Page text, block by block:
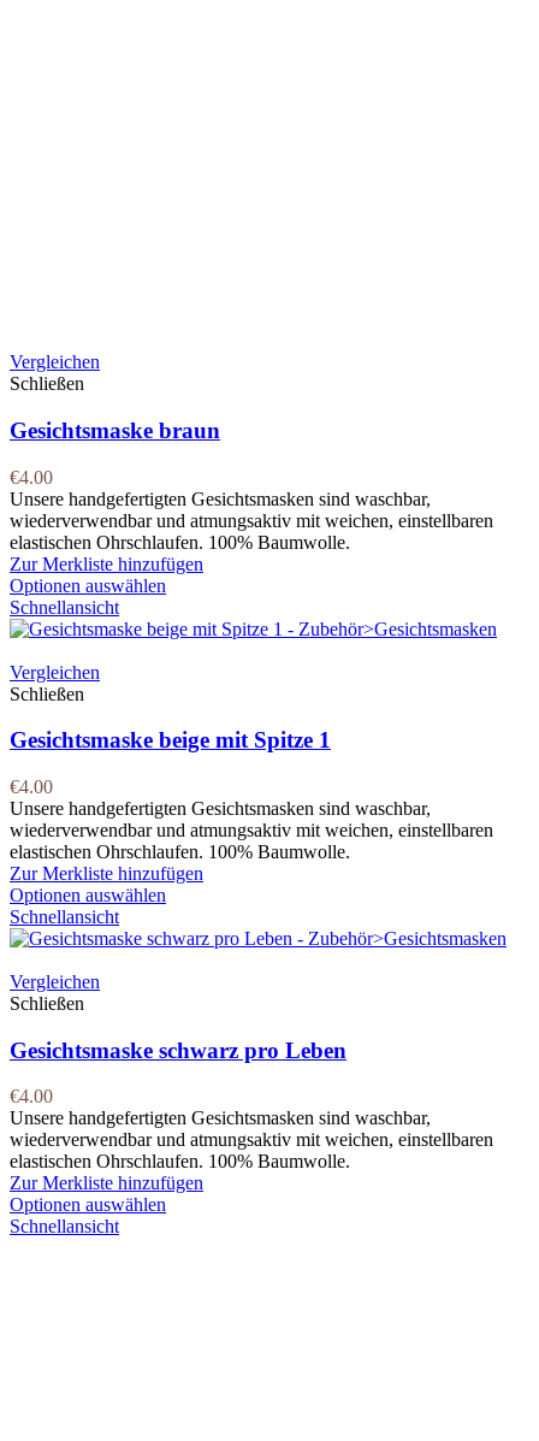
Vergleichen
Schließen
Gesichtsmaske braun
€4.00
Unsere handgefertigten Gesichtsmasken sind waschbar,
wiederverwendbar und atmungsaktiv mit weichen, einstellbaren
elastischen Ohrschlaufen. 100% Baumwolle.
Zur Merkliste hinzufügen
Optionen auswählen
Schnellansicht
Vergleichen
Schließen
Gesichtsmaske beige mit Spitze 1
€4.00
Unsere handgefertigten Gesichtsmasken sind waschbar,
wiederverwendbar und atmungsaktiv mit weichen, einstellbaren
elastischen Ohrschlaufen. 100% Baumwolle.
Zur Merkliste hinzufügen
Optionen auswählen
Schnellansicht
Vergleichen
Schließen
Gesichtsmaske schwarz pro Leben
€4.00
Unsere handgefertigten Gesichtsmasken sind waschbar,
wiederverwendbar und atmungsaktiv mit weichen, einstellbaren
elastischen Ohrschlaufen. 100% Baumwolle.
Zur Merkliste hinzufügen
Optionen auswählen
Schnellansicht